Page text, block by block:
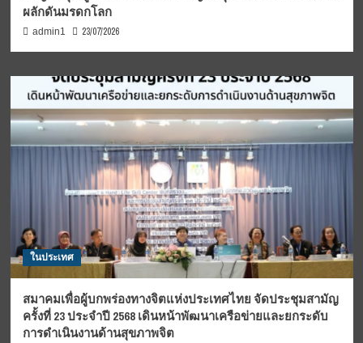
ผลักดันมรดกโลก
admin1 23/07/2026
ในประเทศ
สมาคมเพื่อผู้บกพร่องทางจิตแห่งประเทศไทย จัดประชุมสามัญ
ครั้งที่ 23 ประจำปี 2568 เดินหน้าพัฒนาเครือข่ายและยกระดับ
การดำเนินงานด้านสุขภาพจิต